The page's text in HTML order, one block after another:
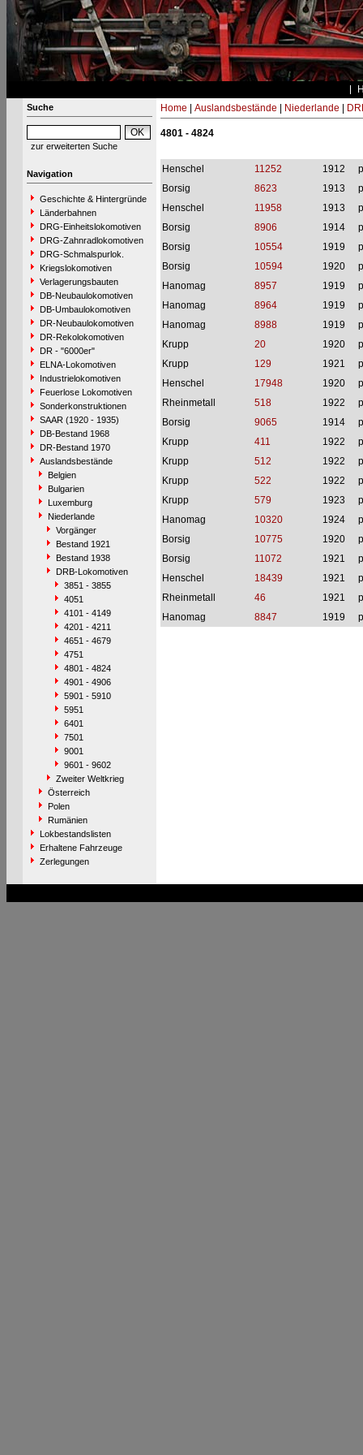
Suche
zur erweiterten Suche
Navigation
Geschichte & Hintergründe
Länderbahnen
DRG-Einheitslokomotiven
DRG-Zahnradlokomotiven
DRG-Schmalspurlok.
Kriegslokomotiven
Verlagerungsbauten
DB-Neubaulokomotiven
DB-Umbaulokomotiven
DR-Neubaulokomotiven
DR-Rekolokomotiven
DR - "6000er"
ELNA-Lokomotiven
Industrielokomotiven
Feuerlose Lokomotiven
Sonderkonstruktionen
SAAR (1920 - 1935)
DB-Bestand 1968
DR-Bestand 1970
Auslandsbestände
Belgien
Bulgarien
Luxemburg
Niederlande
Vorgänger
Bestand 1921
Bestand 1938
DRB-Lokomotiven
3851 - 3855
4051
4101 - 4149
4201 - 4211
4651 - 4679
4751
4801 - 4824
4901 - 4906
5901 - 5910
5951
6401
7501
9001
9601 - 9602
Zweiter Weltkrieg
Österreich
Polen
Rumänien
Lokbestandslisten
Erhaltene Fahrzeuge
Zerlegungen
Home Auslandsbestände Niederlande
4801 - 4824
Henschel 11252 1912
Borsig
8623 1913
Henschel
11958 1913
Borsig
8906 1914
Borsig
10554 1919
Borsig
10594 1920
Hanomag
8957 1919
Hanomag
8964 1919
Hanomag
8988 1919
Krupp
20 1920
Krupp
129 1921
Henschel
17948 1920
Rheinmetall
518 1922
Borsig
9065 1914
Krupp
411 1922
Krupp
512 1922
Krupp
522 1922
Krupp
579 1923
Hanomag
10320 1924
Borsig
10775 1920
Borsig
11072 1921
Henschel
18439 1921
Rheinmetall
46 1921
Hanomag
8847 1919